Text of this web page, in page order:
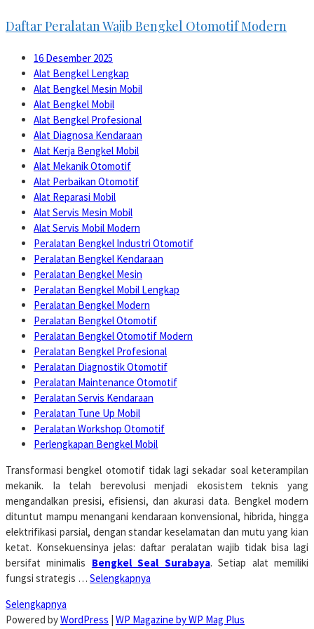
Daftar Peralatan Wajib Bengkel Otomotif Modern
16 Desember 2025
Alat Bengkel Lengkap
Alat Bengkel Mesin Mobil
Alat Bengkel Mobil
Alat Bengkel Profesional
Alat Diagnosa Kendaraan
Alat Kerja Bengkel Mobil
Alat Mekanik Otomotif
Alat Perbaikan Otomotif
Alat Reparasi Mobil
Alat Servis Mesin Mobil
Alat Servis Mobil Modern
Peralatan Bengkel Industri Otomotif
Peralatan Bengkel Kendaraan
Peralatan Bengkel Mesin
Peralatan Bengkel Mobil Lengkap
Peralatan Bengkel Modern
Peralatan Bengkel Otomotif
Peralatan Bengkel Otomotif Modern
Peralatan Bengkel Profesional
Peralatan Diagnostik Otomotif
Peralatan Maintenance Otomotif
Peralatan Servis Kendaraan
Peralatan Tune Up Mobil
Peralatan Workshop Otomotif
Perlengkapan Bengkel Mobil
Transformasi bengkel otomotif tidak lagi sekadar soal keterampilan
mekanik. Ia telah berevolusi menjadi ekosistem teknis yang
mengandalkan presisi, efisiensi, dan akurasi data. Bengkel modern
dituntut mampu menangani kendaraan konvensional, hibrida, hingga
elektrifikasi parsial, dengan standar keselamatan dan mutu yang kian
ketat. Konsekuensinya jelas: daftar peralatan wajib tidak bisa lagi
bersifat minimalis Bengkel Seal Surabaya. Setiap alat memiliki
fungsi strategis … Selengkapnya
Selengkapnya
Powered byWordPress | WP Magazine by WP Mag Plus